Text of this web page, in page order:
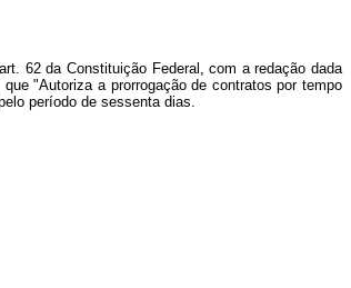
62 da Constituição Federal, com a redação dada
"Autoriza a prorrogação de contratos por tempo
período de sessenta dias.